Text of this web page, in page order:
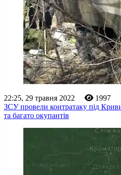
22:25, 29 травня 2022
1997
ЗСУ провели контратаку під
та багато окупантів